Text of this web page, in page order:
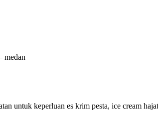
medan
untuk keperluan es krim pesta, ice cream